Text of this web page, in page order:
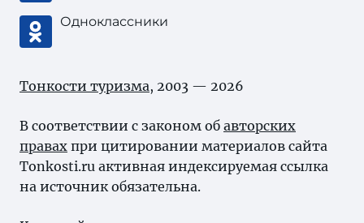
Одноклассники
Тонкости туризма, 2003 — 2026
В соответствии с законом об авторских
правах при цитировании материалов сайта
Tonkosti.ru активная индексируемая ссылка
на источник обязательна.